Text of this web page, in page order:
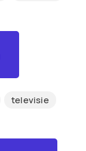
televisie